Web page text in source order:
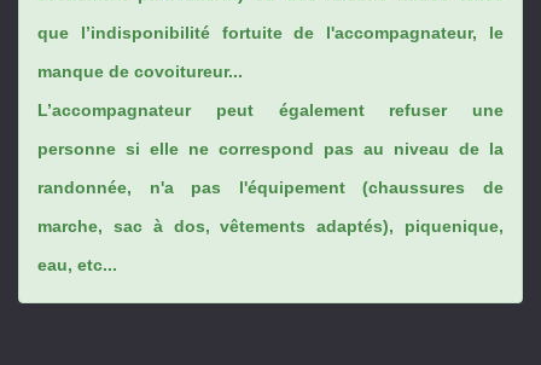
que l’indisponibilité fortuite de l'accompagnateur, le
manque de covoitureur...
L’accompagnateur peut également refuser une
personne si elle ne correspond pas au niveau de la
randonnée, n'a pas l'équipement (chaussures de
marche, sac à dos, vêtements adaptés), piquenique,
eau, etc...